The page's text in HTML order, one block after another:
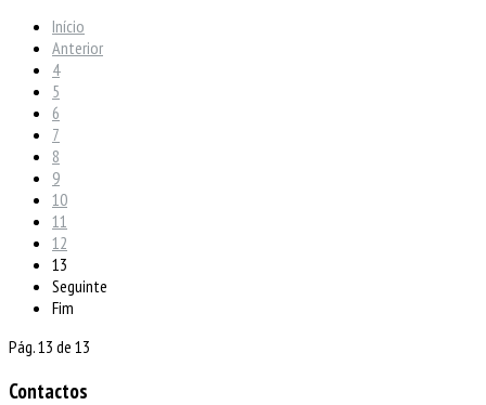
Início
Anterior
4
5
6
7
8
9
10
11
12
13
Seguinte
Fim
Pág. 13 de 13
Contactos